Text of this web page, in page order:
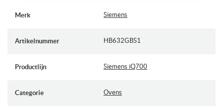
| Optioneel verkrijgbaar: Siemens HZ638300 telescoop rails
Merk Siemens
Artikelnummer HB632GBS1
Productlijn Siemens iQ700
Categorie Ovens